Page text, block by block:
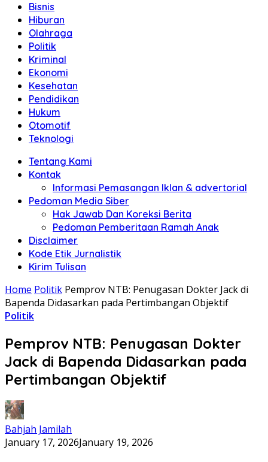
Informasi
Terkini
untuk
Anda"
Bisnis
Hiburan
Olahraga
Politik
Kriminal
Ekonomi
Kesehatan
Pendidikan
Hukum
Otomotif
Teknologi
Tentang Kami
Kontak
Informasi Pemasangan Iklan & advertorial
Pedoman Media Siber
Hak Jawab Dan Koreksi Berita
Pedoman Pemberitaan Ramah Anak
Disclaimer
Kode Etik Jurnalistik
Kirim Tulisan
Home Politik Pemprov NTB: Penugasan Dokter Jack di
Bapenda Didasarkan pada Pertimbangan Objektif
Politik
Pemprov NTB: Penugasan Dokter
Jack di Bapenda Didasarkan pada
Pertimbangan Objektif
Bahjah Jamilah
January 17, 2026January 19, 2026